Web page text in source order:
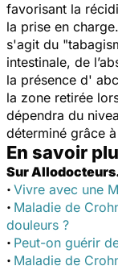
favorisant la
la prise en
s'agit du "
intestinale, de
la présence d'
la zone retirée
dépendra du
déterminé grâce
En savoir
Sur
· Vivre avec une
· Maladie de
douleurs ?
· Peut-on guérir
· Maladie de